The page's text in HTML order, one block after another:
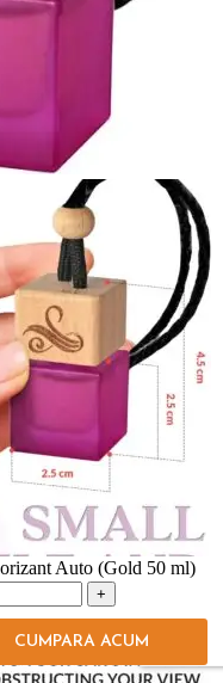
Auto (Gold 50 ml)
CUMPARA ACUM